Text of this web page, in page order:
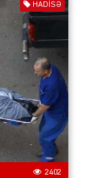
HADISƏ
2402